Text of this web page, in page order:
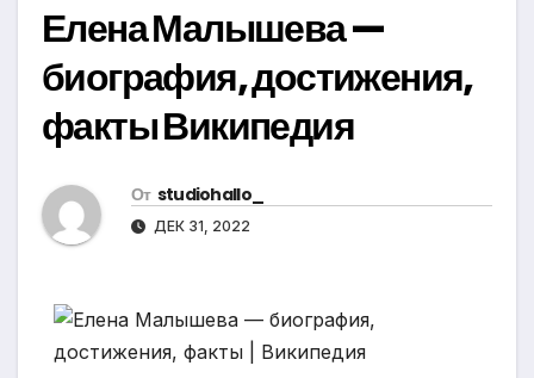
Елена Малышева —
биография, достижения,
факты Википедия
От studiohallo_
ДЕК 31, 2022